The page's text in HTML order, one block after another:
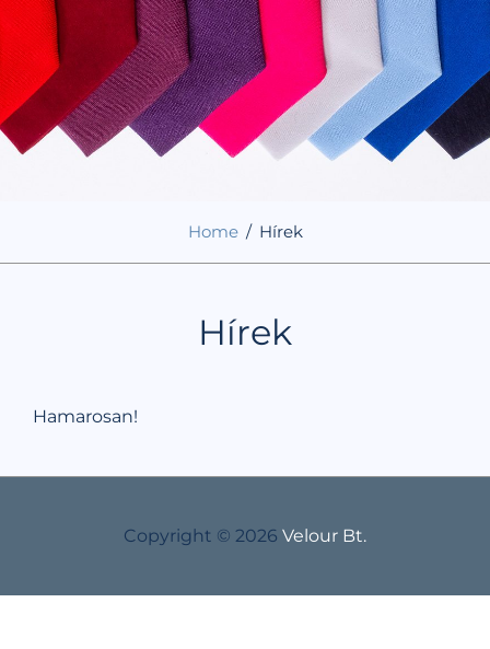
Home / Hírek
Hírek
Hamarosan!
Copyright © 2026 Velour Bt.